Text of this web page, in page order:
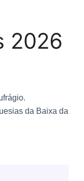
2026
da Baixa da